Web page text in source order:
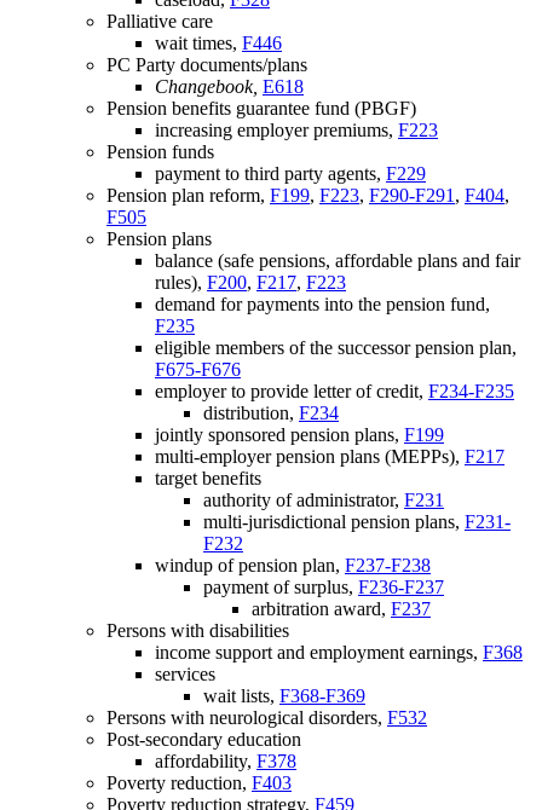
Palliative care
wait times, F446
PC Party documents/plans
Changebook, E618
Pension benefits guarantee fund (PBGF)
increasing employer premiums, F223
Pension funds
payment to third party agents, F229
Pension plan reform, F199, F223, F290-F291 , F404,
F505
Pension plans
balance (safe pensions, affordable plans and fair
rules), F200, F217, F223
demand for payments into the pension fund,
F235
eligible members of the successor pension plan,
F675-F676
employer to provide letter of credit, F234-F235
distribution, F234
jointly sponsored pension plans, F199
multi-employer pension plans (MEPPs), F217
target benefits
authority of administrator, F231
multi-jurisdictional pension plans, F231-
F232
windup of pension plan, F237-F238
payment of surplus, F236-F237
arbitration award, F237
Persons with disabilities
income support and employment earnings, F368
services
wait lists, F368-F369
Persons with neurological disorders, F532
Post-secondary education
affordability, F378
Poverty reduction, F403
Poverty reduction strategy, F459